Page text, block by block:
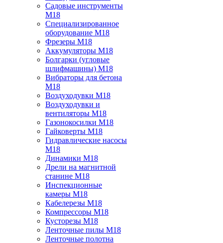
Садовые инструменты
M18
Специализированное
оборудование M18
Фрезеры M18
Аккумуляторы M18
Болгарки (угловые
шлифмашины) M18
Вибраторы для бетона
M18
Воздуходувки M18
Воздуходувки и
вентиляторы M18
Газонокосилки M18
Гайковерты M18
Гидравлические насосы
M18
Динамики M18
Дрели на магнитной
станине M18
Инспекционные
камеры M18
Кабелерезы M18
Компрессоры M18
Кусторезы M18
Ленточные пилы M18
Ленточные полотна